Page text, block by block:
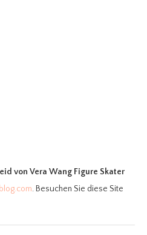
von Vera Wang Figure Skater
. Besuchen Sie diese Site